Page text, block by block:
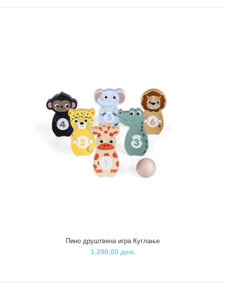
..
Пино друштвена игра Куглање
1.200,00 ден.